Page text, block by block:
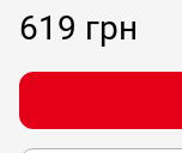
619 грн